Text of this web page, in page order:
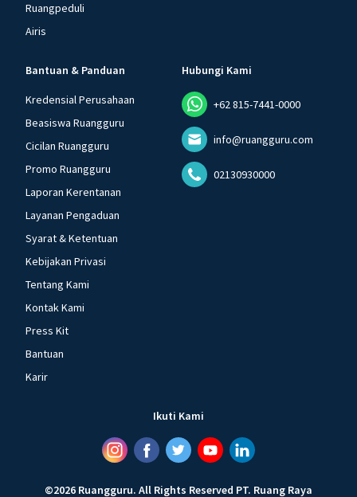
Ruangpeduli
Airis
Bantuan & Panduan
Kredensial Perusahaan
Beasiswa Ruangguru
Cicilan Ruangguru
Promo Ruangguru
Laporan Kerentanan
Layanan Pengaduan
Syarat & Ketentuan
Kebijakan Privasi
Tentang Kami
Kontak Kami
Press Kit
Bantuan
Karir
Hubungi Kami
+62 815-7441-0000
info@ruangguru.com
02130930000
Ikuti Kami
©2026 Ruangguru. All Rights Reserved PT. Ruang Raya